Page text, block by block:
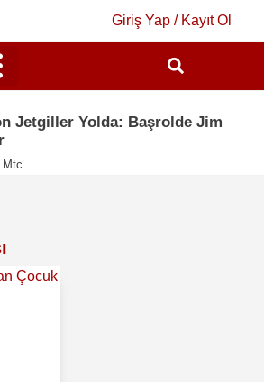
Giriş Yap / Kayıt Ol
Jetgiller Yolda: Başrolde Jim
Mtc